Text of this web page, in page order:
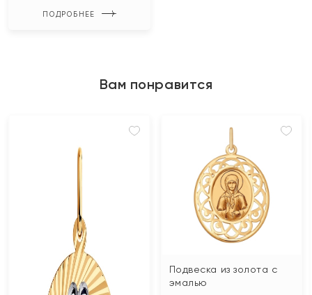
ПОДРОБНЕЕ
Вам понравится
Подвеска из золота с
эмалью